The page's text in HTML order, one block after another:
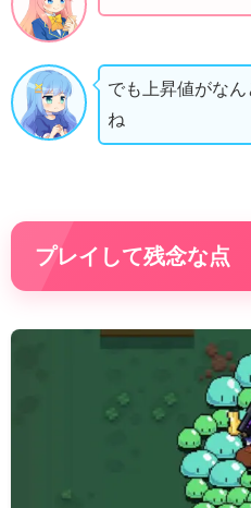
でも上昇値がな
ね
プレイして残念な点